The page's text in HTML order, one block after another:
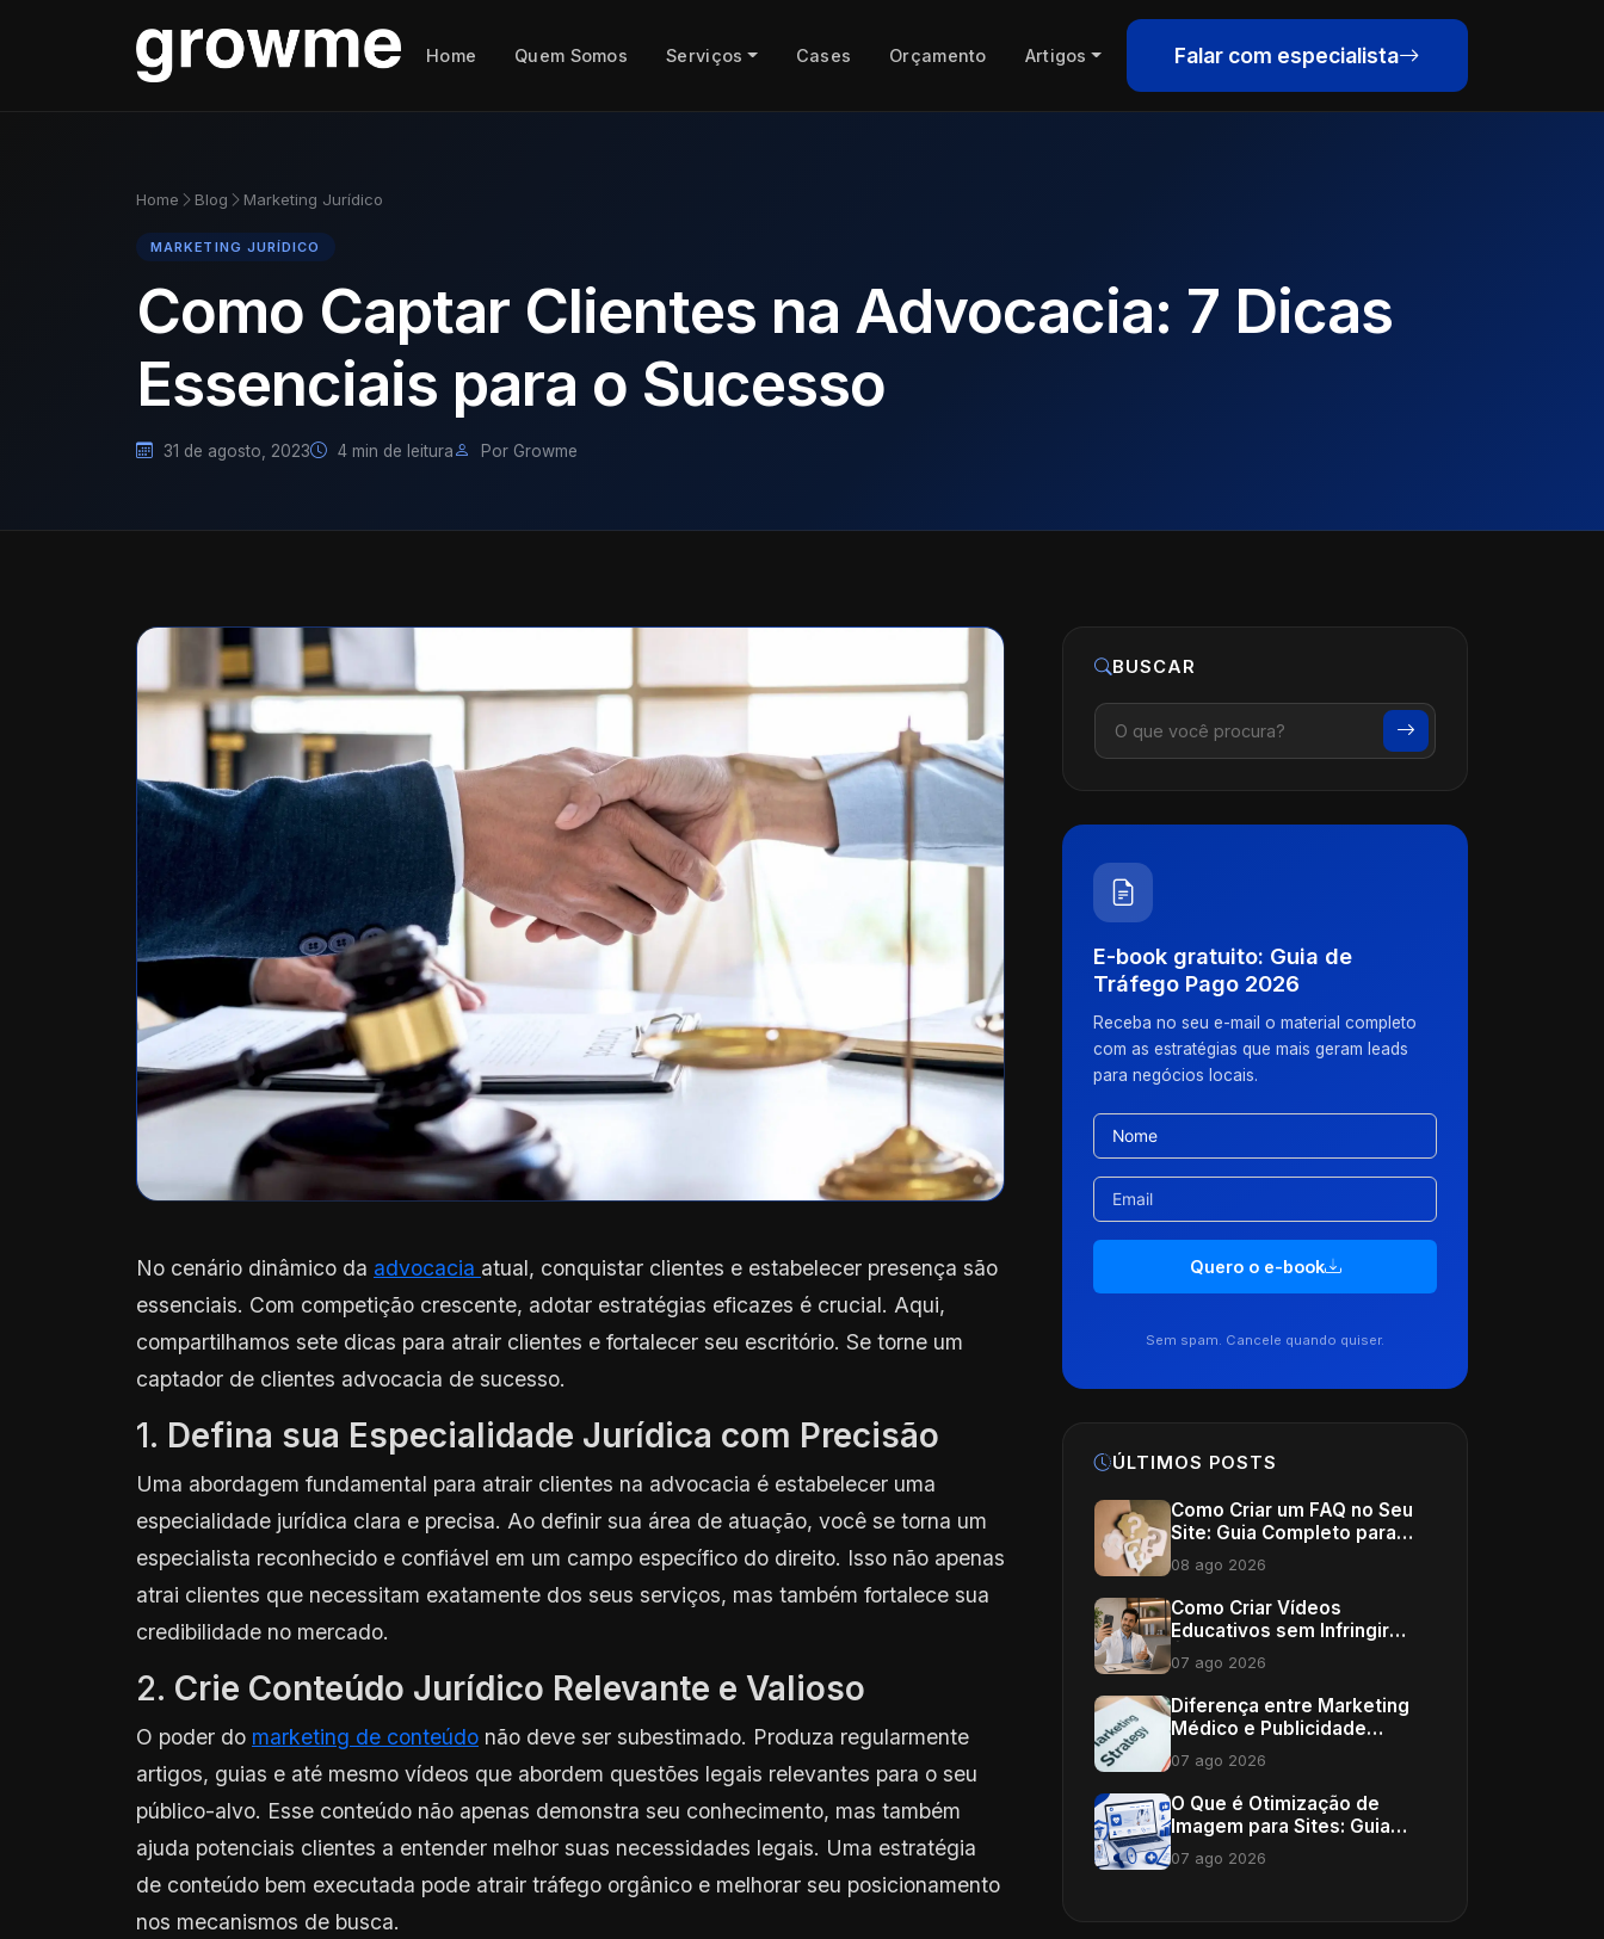
Home Quem Somos Serviços Cases Orçamento Artigos Falar com especialista
Home Blog Marketing Jurídico
MARKETING JURÍDICO
Como Captar Clientes na Advocacia: 7 Dicas
Essenciais para o Sucesso
31 de agosto, 2023 4 min de leitura Por Growme
No cenário dinâmico da advocacia atual, conquistar clientes e estabelecer presença são
essenciais. Com competição crescente, adotar estratégias eficazes é crucial. Aqui,
compartilhamos sete dicas para atrair clientes e fortalecer seu escritório. Se torne um
captador de clientes advocacia de sucesso.
1. Defina sua Especialidade Jurídica com Precisão
Uma abordagem fundamental para atrair clientes na advocacia é estabelecer uma
especialidade jurídica clara e precisa. Ao definir sua área de atuação, você se torna um
especialista reconhecido e confiável em um campo específico do direito. Isso não apenas
atrai clientes que necessitam exatamente dos seus serviços, mas também fortalece sua
credibilidade no mercado.
2. Crie Conteúdo Jurídico Relevante e Valioso
O poder do marketing de conteúdo não deve ser subestimado. Produza regularmente
artigos, guias e até mesmo vídeos que abordem questões legais relevantes para o seu
público-alvo. Esse conteúdo não apenas demonstra seu conhecimento, mas também
ajuda potenciais clientes a entender melhor suas necessidades legais. Uma estratégia
de conteúdo bem executada pode atrair tráfego orgânico e melhorar seu posicionamento
nos mecanismos de busca.
BUSCAR
E-book gratuito: Guia de
Tráfego Pago 2026
Receba no seu e-mail o material completo
com as estratégias que mais geram leads
para negócios locais.
Quero o e-book
Sem spam. Cancele quando quiser.
ÚLTIMOS POSTS
Como Criar um FAQ no Seu
Site: Guia Completo para
Clínicas e Consultórios
08 ago 2026
Como Criar Vídeos
Educativos sem Infringir
Ética: Guia Completo para
Profissionais de Saúde
07 ago 2026
Diferença entre Marketing
Médico e Publicidade
Tradicional: Um Guia
Completo
07 ago 2026
O Que é Otimização de
Imagem para Sites: Guia
Completo para Clínicas e
Consultórios
07 ago 2026